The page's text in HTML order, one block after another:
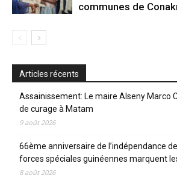
communes de
Articles récents
Assainissement: Le maire Alseny Marco
de curage à Matam
9 août 2026
66ème anniversaire de l’indépendance de
forces spéciales guinéennes marquent
8 août 2026